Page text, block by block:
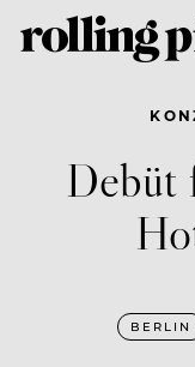
Debüt
BERLIN